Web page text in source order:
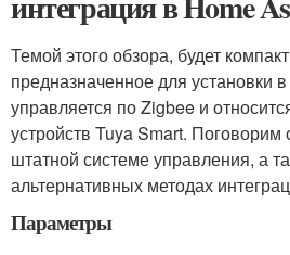
Темой этого обзора, будет
предназначенное для установки
управляется по Zigbee и
устройств Tuya Smart. Поговорим
штатной системе управления, а
альтернативных методах
Параметры